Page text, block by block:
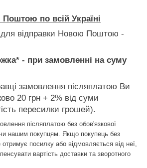
по всій Україні
відправки Новою Поштою -
- при замовленні на суму
замовлення післяплатою Ви
20 грн + 2% від суми
пересилки грошей).
післяплатою без обов'язкової
нашим покупцям. Якщо покупець без
посилку або відмовляється від неї,
вартість доставки та зворотного